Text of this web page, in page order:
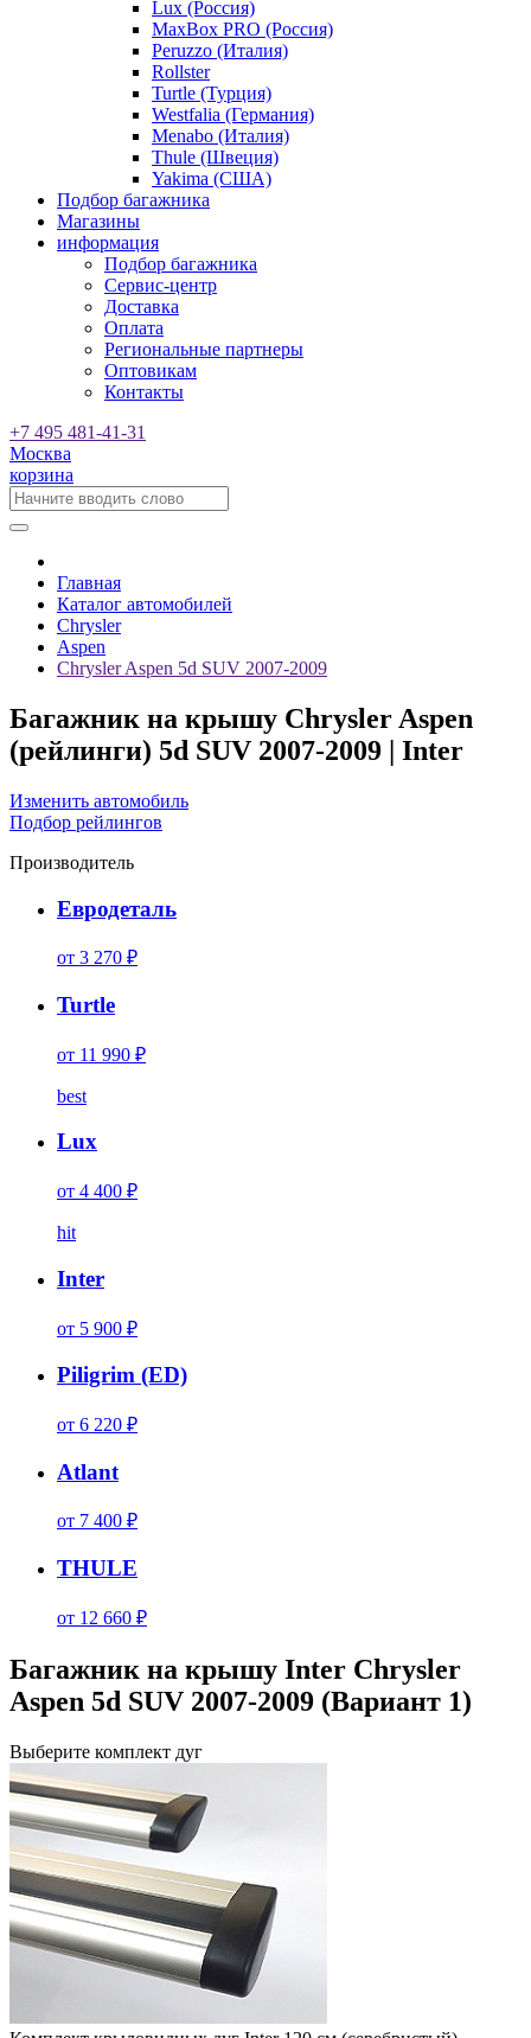
Lux (Россия)
MaxBox PRO (Россия)
Peruzzo (Италия)
Rollster
Turtle (Турция)
Westfalia (Германия)
Menabo (Италия)
Thule (Швеция)
Yakima (США)
Подбор багажника
Магазины
информация
Подбор багажника
Сервис-центр
Доставка
Оплата
Региональные партнеры
Оптовикам
Контакты
+7 495 481-41-31
Москва
корзина
Главная
Каталог автомобилей
Chrysler
Aspen
Chrysler Aspen 5d SUV 2007-2009
Багажник на крышу Chrysler Aspen
(рейлинги) 5d SUV 2007-2009 | Inter
Изменить автомобиль
Подбор рейлингов
Производитель
Евродеталь
от 3 270 ₽
Turtle
от 11 990 ₽
best
Lux
от 4 400 ₽
hit
Inter
от 5 900 ₽
Piligrim (ED)
от 6 220 ₽
Atlant
от 7 400 ₽
THULE
от 12 660 ₽
Багажник на крышу Inter Chrysler
Aspen 5d SUV 2007-2009 (Вариант 1)
Выберите комплект дуг